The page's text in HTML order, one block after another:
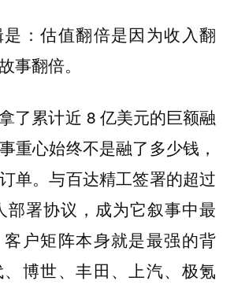
：估值翻倍是因为收入翻
事翻倍。
了累计近 8 亿美元的巨额融
重心始终不是融了多少钱，
单。与百达精工签署的超过
部署协议，成为它叙事中最
户矩阵本身就是最强的背
博世、丰田、上汽、极氪